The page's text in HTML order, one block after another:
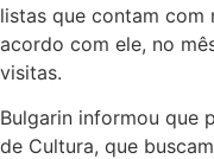
listas que contam com
acordo com ele, no
visitas.
Bulgarin informou que
de Cultura, que